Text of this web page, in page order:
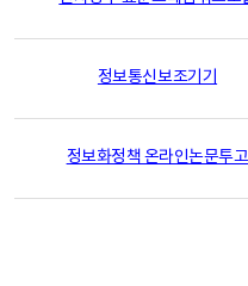
정보통신보조기기
정보화정책 온라인논문투고